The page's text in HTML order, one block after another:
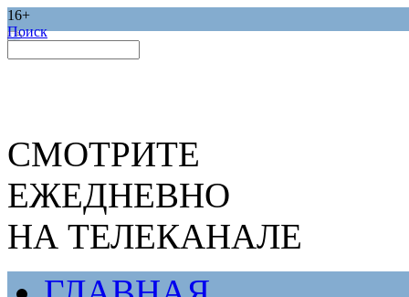
16+
Поиск
СМОТРИТЕ
ЕЖЕДНЕВНО
НА ТЕЛЕКАНАЛЕ